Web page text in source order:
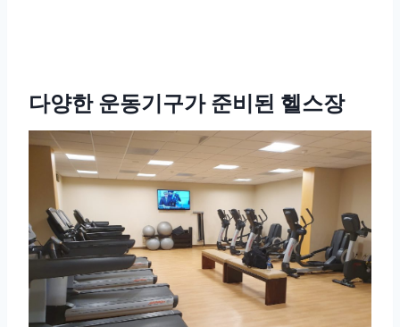
다양한 운동기구가 준비된 헬스장